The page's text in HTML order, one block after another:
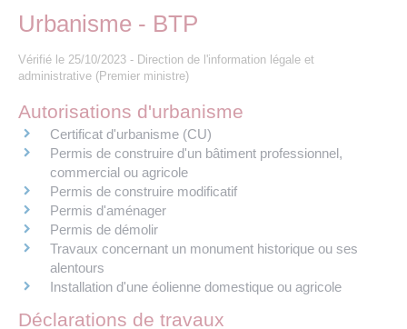
Travaux
Numérique
Annuaire de contacts
communes
Nos publications
Urbanisme - BTP
Vérifié le 25/10/2023 - Direction de l'information légale et
administrative (Premier ministre)
Autorisations d'urbanisme
Certificat d'urbanisme (CU)
Permis de construire d'un bâtiment professionnel,
commercial ou agricole
Permis de construire modificatif
Permis d'aménager
Permis de démolir
Travaux concernant un monument historique ou ses
alentours
Installation d'une éolienne domestique ou agricole
Déclarations de travaux